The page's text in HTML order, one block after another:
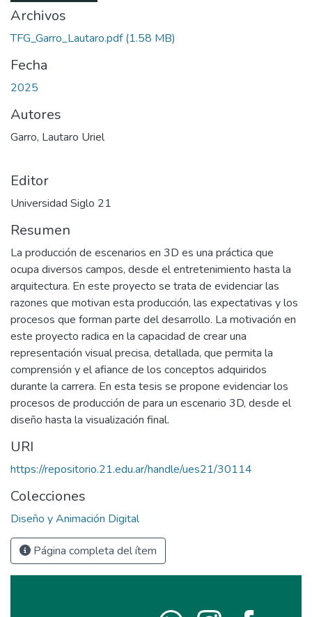
Archivos
TFG_Garro_Lautaro.pdf(1.58 MB)
Fecha
2025
Autores
Garro, Lautaro Uriel
Editor
Universidad Siglo 21
Resumen
La producción de escenarios en 3D es una práctica que
ocupa diversos campos, desde el entretenimiento hasta la
arquitectura. En este proyecto se trata de evidenciar las
razones que motivan esta producción, las expectativas y los
procesos que forman parte del desarrollo. La motivación en
este proyecto radica en la capacidad de crear una
representación visual precisa, detallada, que permita la
comprensión y el afiance de los conceptos adquiridos
durante la carrera. En esta tesis se propone evidenciar los
procesos de producción de para un escenario 3D, desde el
diseño hasta la visualización final.
URI
https://repositorio.21.edu.ar/handle/ues21/30114
Colecciones
Diseño y Animación Digital
Página completa del ítem